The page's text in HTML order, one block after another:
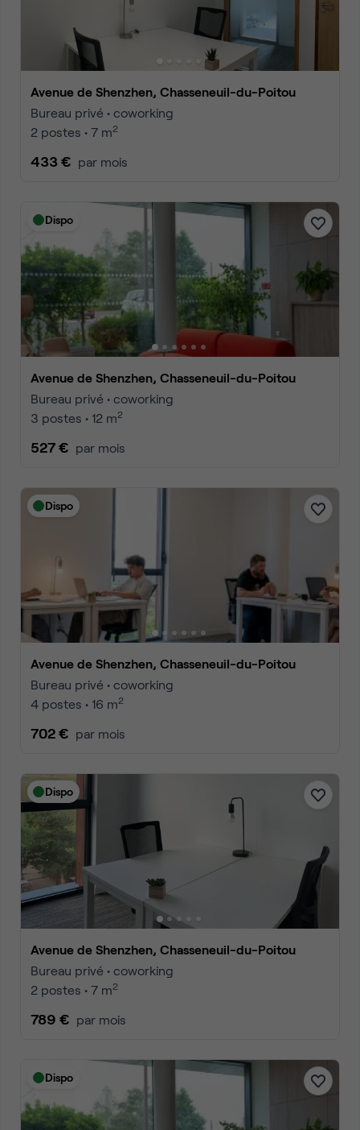
Avenue de Shenzhen, Chasseneuil-du-Poitou
Bureau privé • coworking
2 postes • 7 m2
433 € par mois
Dispo
Avenue de Shenzhen, Chasseneuil-du-Poitou
Bureau privé • coworking
3 postes • 12 m2
527 € par mois
Dispo
Avenue de Shenzhen, Chasseneuil-du-Poitou
Bureau privé • coworking
4 postes • 16 m2
702 € par mois
Dispo
Avenue de Shenzhen, Chasseneuil-du-Poitou
Bureau privé • coworking
2 postes • 7 m2
789 € par mois
Dispo